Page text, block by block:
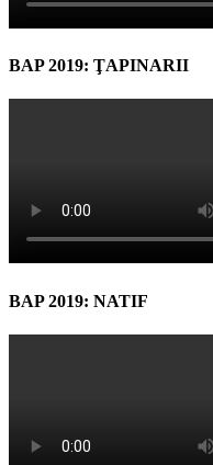
BAP 2019: ŢAPINARII
BAP 2019: NATIF